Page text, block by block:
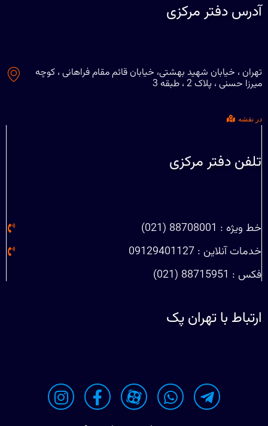
آدرس دفتر مرکزی
تهران ، خیابان شهید بهشتی، خیابان قائم مقام فراهانی ، کوچه
میرزا حسنی ، پلاک 2 ، طبقه 3
در نقشه
تلفن دفتر مرکزی
خط ویژه : 88708001 (021)
خدمات آنلاین : 09129401127
فکس : 88715951 (021)
ارتباط با تهران پک